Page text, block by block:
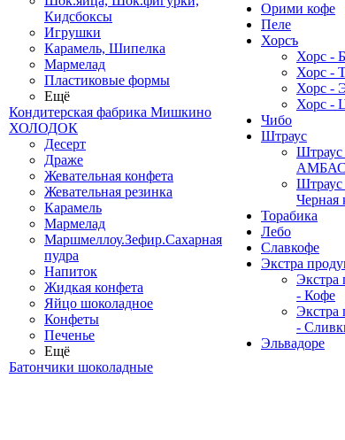
Кидсбоксы
Игрушки
Карамель, Шипелка
Мармелад
Пластиковые формы
Ещё
Кондитерская фабрика Мишкино
ХОЛОДОК
Десерт
Драже
Жевательная конфета
Жевательная резинка
Карамель
Мармелад
Маршмеллоу.Зефир.Сахарная
пудра
Напиток
Жидкая конфета
Яйцо шоколадное
Конфеты
Печенье
Ещё
Батончики шоколадные
Орими кофе
Пеле
Хорсъ
Хорс -
Хорс -
Хорс -
Хорс -
Чибо
Штраус
Штраус
Штраус
Черная
Торабика
Лебо
Славкофе
Экстра
Экстра
- Кофе
Экстра
-
Эльвадоре